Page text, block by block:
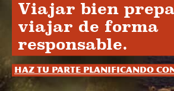
Viajar bien
viajar de forma
responsable.
Haz tu parte planificando